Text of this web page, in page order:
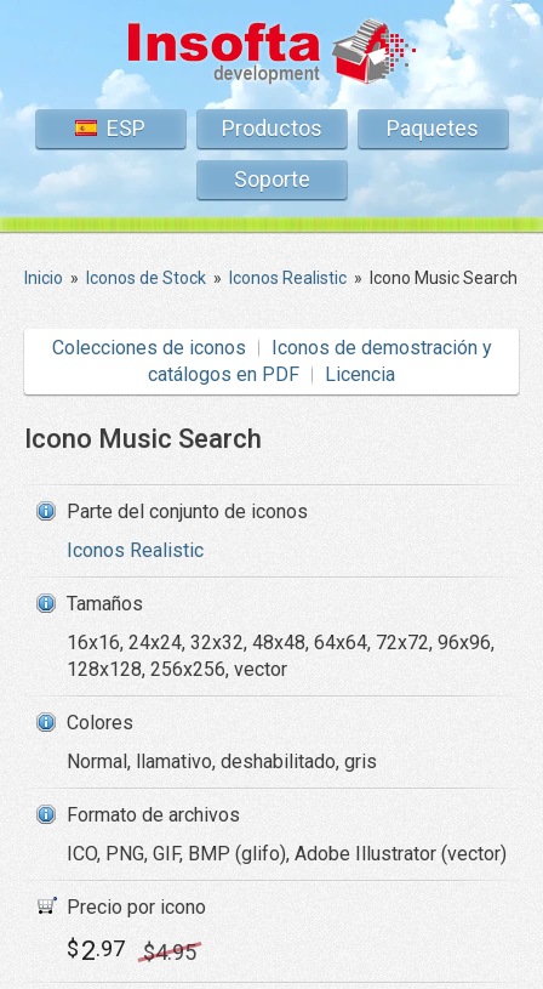
ESP Productos
Paquetes
Soporte
Inicio » Iconos de Stock » Iconos Realistic » Icono Music Search
Colecciones de iconos
Iconos de demostración y
catálogos en PDF
Licencia
Icono Music Search
Parte del conjunto de iconos
Iconos Realistic
Tamaños
16x16, 24x24, 32x32, 48x48, 64x64, 72x72, 96x96,
128x128, 256x256, vector
Colores
Normal, llamativo, deshabilitado, gris
Formato de archivos
ICO, PNG, GIF, BMP (glifo), Adobe Illustrator (vector)
Precio por icono
$2.97 $4.95